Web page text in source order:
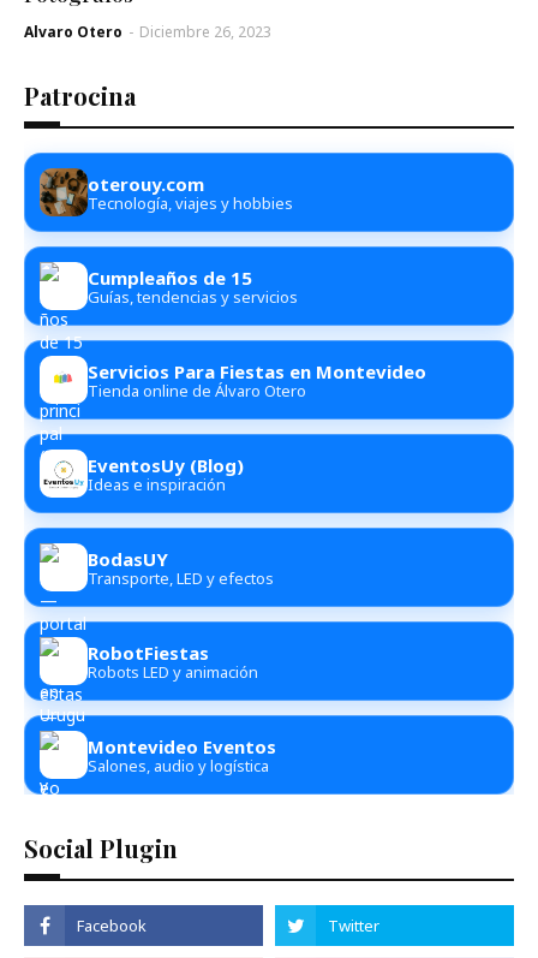
Alvaro Otero - Diciembre 26, 2023
Patrocina
oterouy.com
Tecnología, viajes y hobbies
Cumpleaños de 15
Guías, tendencias y servicios
Servicios Para Fiestas en Montevideo
Tienda online de Álvaro Otero
EventosUy (Blog)
Ideas e inspiración
BodasUY
Transporte, LED y efectos
RobotFiestas
Robots LED y animación
Montevideo Eventos
Salones, audio y logística
Social Plugin